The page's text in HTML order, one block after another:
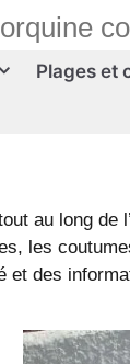
Plages et
au long de
les
et des